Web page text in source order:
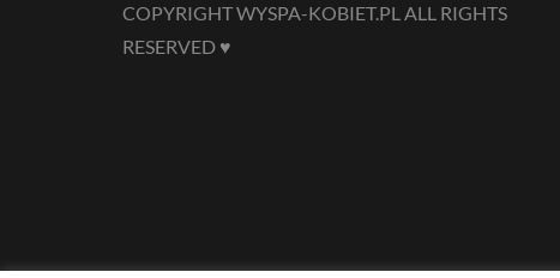
COPYRIGHT WYSPA-KOBIET.PL ALL RIGHTS
RESERVED ♥